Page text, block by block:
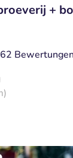
+
Bewertungen